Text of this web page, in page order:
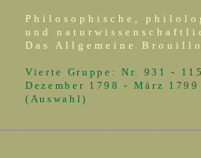
Philosophische,
und
Das Allgemeine
Vierte Gruppe: Nr. 931 -
Dezember 1798 - März 1799
(Auswahl)